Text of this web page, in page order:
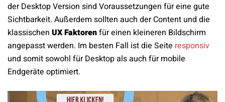
der Desktop Version sind Voraussetzungen für eine gute
Sichtbarkeit. Außerdem sollten auch der Content und die
klassischen UX Faktorenfür einen kleineren Bildschirm
angepasst werden. Im besten Fall ist die Seite responsiv
und somit sowohl für Desktop als auch für mobile
Endgeräte optimiert.